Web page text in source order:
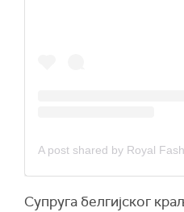
Супруга белгијског